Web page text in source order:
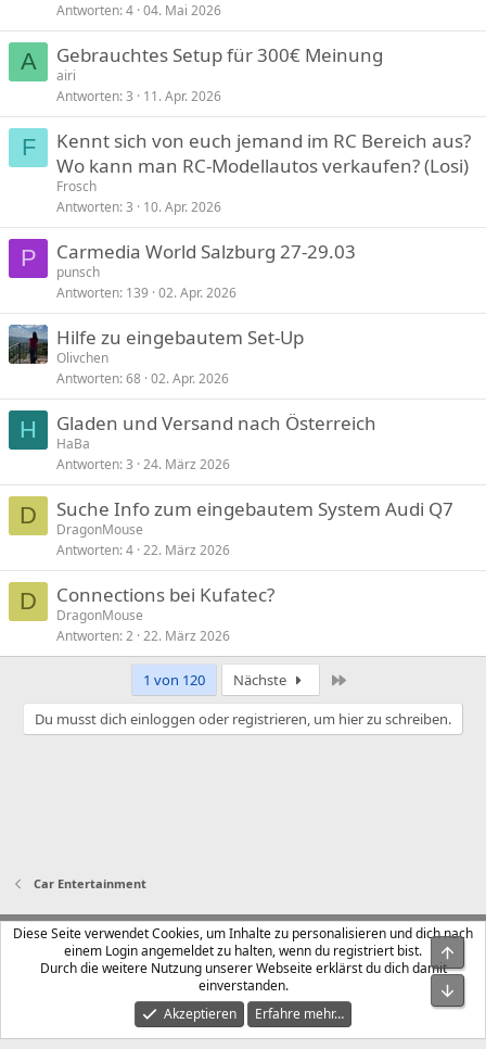
Antworten 4 04. Mai 2026
A Gebrauchtes Setup für 300€ Meinung
airi
Antworten 3 11. Apr. 2026
F
Kennt sich von euch jemand im RC Bereich aus?
Wo kann man RC-Modellautos verkaufen? (Losi)
Frosch
Antworten 3 10. Apr. 2026
P Carmedia World Salzburg 27-29.03
punsch
Antworten 139 02. Apr. 2026
Hilfe zu eingebautem Set-Up
Olivchen
Antworten 68 02. Apr. 2026
H Gladen und Versand nach Österreich
HaBa
Antworten 3 24. März 2026
D Suche Info zum eingebautem System Audi Q7
DragonMouse
Antworten 4 22. März 2026
D Connections bei Kufatec?
DragonMouse
Antworten 2 22. März 2026
1 von 120 Nächste
Du musst dich einloggen oder registrieren, um hier zu schreiben.
Car Entertainment
Klangfuzzi Light
Deutsch (Du)
Kontakt
Nutzungsbedingungen
Datenschutz
Start
R
S
S
Community platform by XenForo® © 2010-2026 XenForo Ltd.
Diese Seite verwendet Cookies, um Inhalte zu personalisieren und dich nach
einem Login angemeldet zu halten, wenn du registriert bist.
Durch die weitere Nutzung unserer Webseite erklärst du dich damit
einverstanden.
Akzeptieren
Erfahre mehr…